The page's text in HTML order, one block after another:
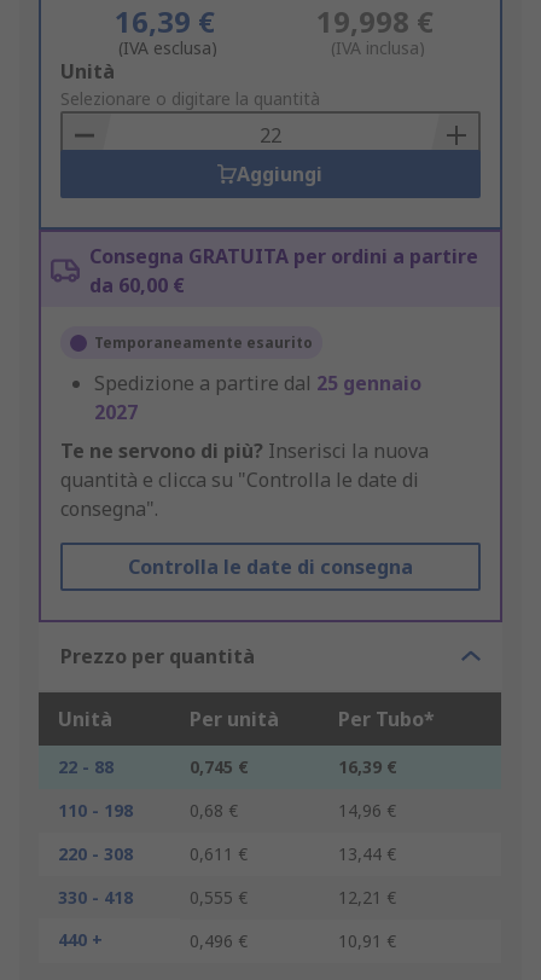
16,39 €
(IVA esclusa)
19,998 €
(IVA inclusa)
Add
to
Basket
Unità
Selezionare o digitare la quantità
Aggiungi
Consegna GRATUITA per ordini a partire
da 60,00 €
Temporaneamente esaurito
Spedizione a partire dal 25 gennaio
2027
Te ne servono di più? Inserisci la nuova
quantità e clicca su "Controlla le date di
consegna".
Controlla le date di consegna
Prezzo per quantità
Unità Per unità Per Tubo*
22 - 88 0,745 €
16,39 €
110 - 198
0,68 €
14,96 €
220 - 308
0,611 €
13,44 €
330 - 418
0,555 €
12,21 €
440 +
0,496 € 10,91 €